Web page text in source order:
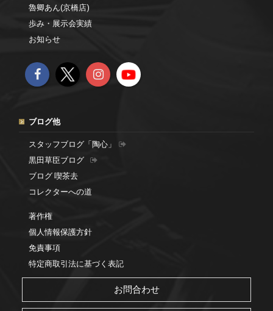
魯卿あん(京橋店)
歩み・展示会実績
お知らせ
ブログ他
スタッフブログ「陶心」
黒田草臣ブログ
ブログ 喫茶去
コレクターへの道
著作権
個人情報保護方針
免責事項
特定商取引法に基づく表記
お問合わせ